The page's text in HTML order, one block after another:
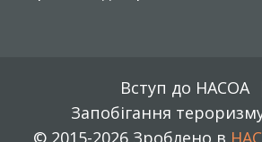
Вступ до НАСОА
Запобігання
© 2015-2026 Зроблено в